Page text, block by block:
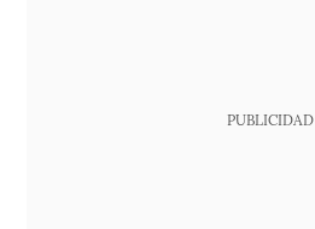
PUBLICIDAD